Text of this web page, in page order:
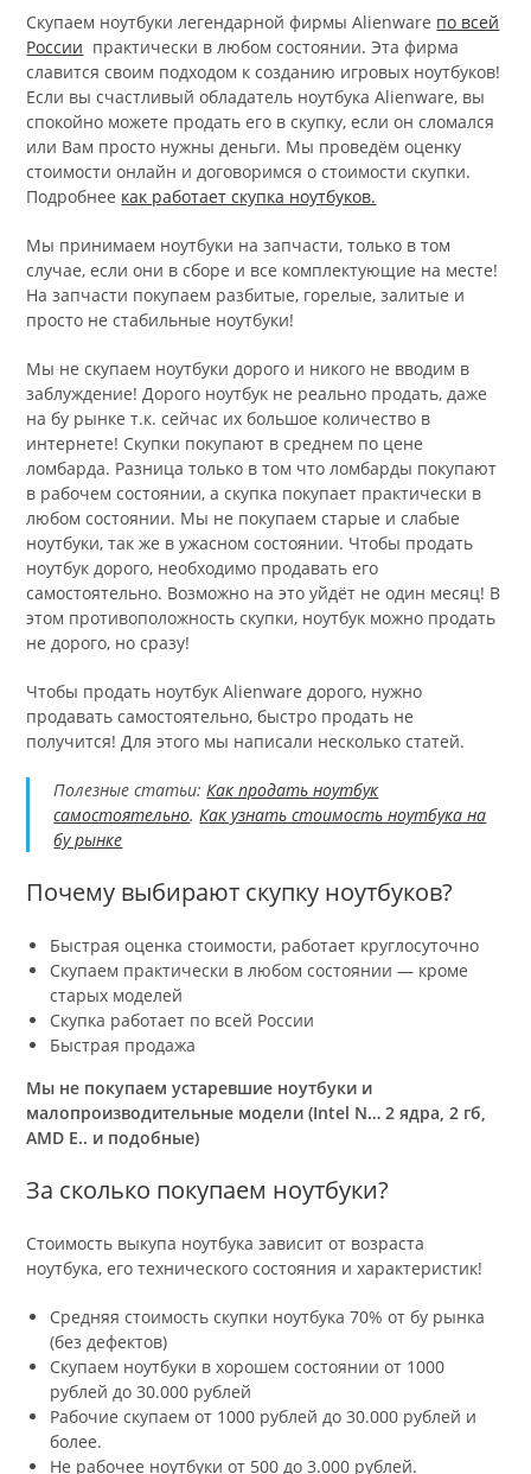
Скупаем ноутбуки легендарной фирмы Alienware по всей
России практически в любом состоянии. Эта фирма
славится своим подходом к созданию игровых ноутбуков!
Если вы счастливый обладатель ноутбука Alienware, вы
спокойно можете продать его в скупку, если он сломался
или Вам просто нужны деньги. Мы проведём оценку
стоимости онлайн и договоримся о стоимости скупки.
Подробнее как работает скупка ноутбуков.
Мы принимаем ноутбуки на запчасти, только в том
случае, если они в сборе и все комплектующие на месте!
На запчасти покупаем разбитые, горелые, залитые и
просто не стабильные ноутбуки!
Мы не скупаем ноутбуки дорого и никого не вводим в
заблуждение! Дорого ноутбук не реально продать, даже
на бу рынке т.к. сейчас их большое количество в
интернете! Скупки покупают в среднем по цене
ломбарда. Разница только в том что ломбарды покупают
в рабочем состоянии, а скупка покупает практически в
любом состоянии. Мы не покупаем старые и слабые
ноутбуки, так же в ужасном состоянии. Чтобы продать
ноутбук дорого, необходимо продавать его
самостоятельно. Возможно на это уйдёт не один месяц! В
этом противоположность скупки, ноутбук можно продать
не дорого, но сразу!
Чтобы продать ноутбук Alienware дорого, нужно
продавать самостоятельно, быстро продать не
получится! Для этого мы написали несколько статей.
Полезные статьи: Как продать ноутбук
самостоятельно. Как узнать стоимость ноутбука на
бу рынке
Почему выбирают скупку ноутбуков?
Быстрая оценка стоимости, работает круглосуточно
Скупаем практически в любом состоянии — кроме
старых моделей
Скупка работает по всей России
Быстрая продажа
Мы не покупаем устаревшие ноутбуки и
малопроизводительные модели (Intel N… 2 ядра, 2 гб,
AMD E.. и подобные)
За сколько покупаем ноутбуки?
Стоимость выкупа ноутбука зависит от возраста
ноутбука, его технического состояния и характеристик!
Средняя стоимость скупки ноутбука 70% от бу рынка
(без дефектов)
Скупаем ноутбуки в хорошем состоянии от 1000
рублей до 30.000 рублей
Рабочие скупаем от 1000 рублей до 30.000 рублей и
более.
Не рабочее ноутбуки от 500 до 3.000 рублей.